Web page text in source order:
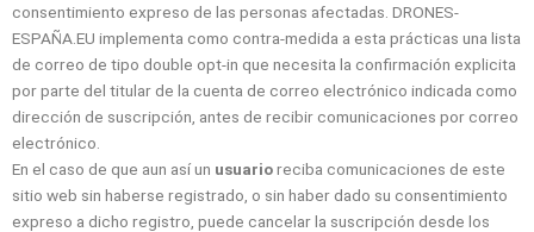
consentimiento expreso de las personas afectadas. DRONES-
ESPAÑA.EU implementa como contra-medida a esta prácticas una lista
de correo de tipo double opt-in que necesita la confirmación explicita
por parte del titular de la cuenta de correo electrónico indicada como
dirección de suscripción, antes de recibir comunicaciones por correo
electrónico.
En el caso de que aun así un usuarioreciba comunicaciones de este
sitio web sin haberse registrado, o sin haber dado su consentimiento
expreso a dicho registro, puede cancelar la suscripción desde los